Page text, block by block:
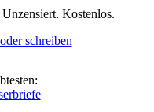
Kostenlos.
schreiben